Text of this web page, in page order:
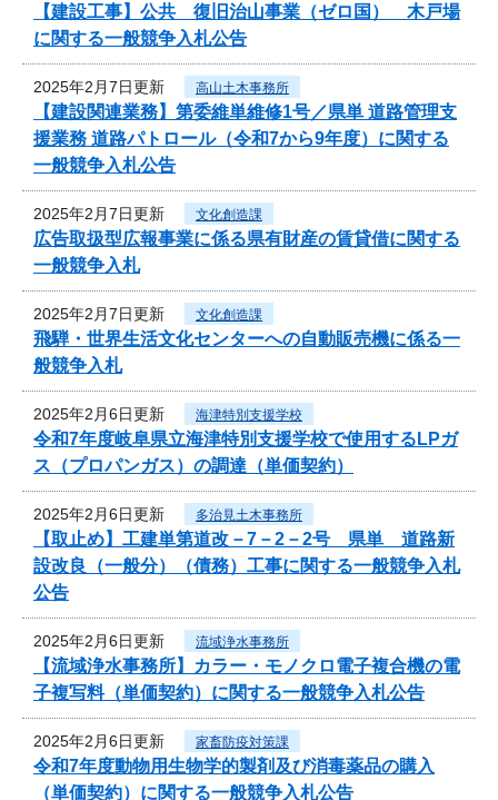
【建設工事】公共 復旧治山事業（ゼロ国） 木戸場
に関する一般競争入札公告
2025年2月7日更新 高山土木事務所
【建設関連業務】第委維単維修1号／県単 道路管理支
援業務 道路パトロール（令和7から9年度）に関する
一般競争入札公告
2025年2月7日更新 文化創造課
広告取扱型広報事業に係る県有財産の賃貸借に関する
一般競争入札
2025年2月7日更新 文化創造課
飛騨・世界生活文化センターへの自動販売機に係る一
般競争入札
2025年2月6日更新 海津特別支援学校
令和7年度岐阜県立海津特別支援学校で使用するLPガ
ス（プロパンガス）の調達（単価契約）
2025年2月6日更新 多治見土木事務所
【取止め】工建単第道改－7－2－2号 県単 道路新
設改良（一般分）（債務）工事に関する一般競争入札
公告
2025年2月6日更新 流域浄水事務所
【流域浄水事務所】カラー・モノクロ電子複合機の電
子複写料（単価契約）に関する一般競争入札公告
2025年2月6日更新 家畜防疫対策課
令和7年度動物用生物学的製剤及び消毒薬品の購入
（単価契約）に関する一般競争入札公告